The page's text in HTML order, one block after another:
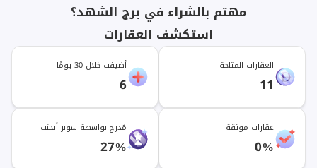
مهتم بالشراء في برج الشهد؟
استكشف العقارات
العقارات المتاحة
11
أضيفت خلال 30 يومًا
6
عقارات موثقة
0%
مُدرج بواسطة سوبر أيجنت
27%